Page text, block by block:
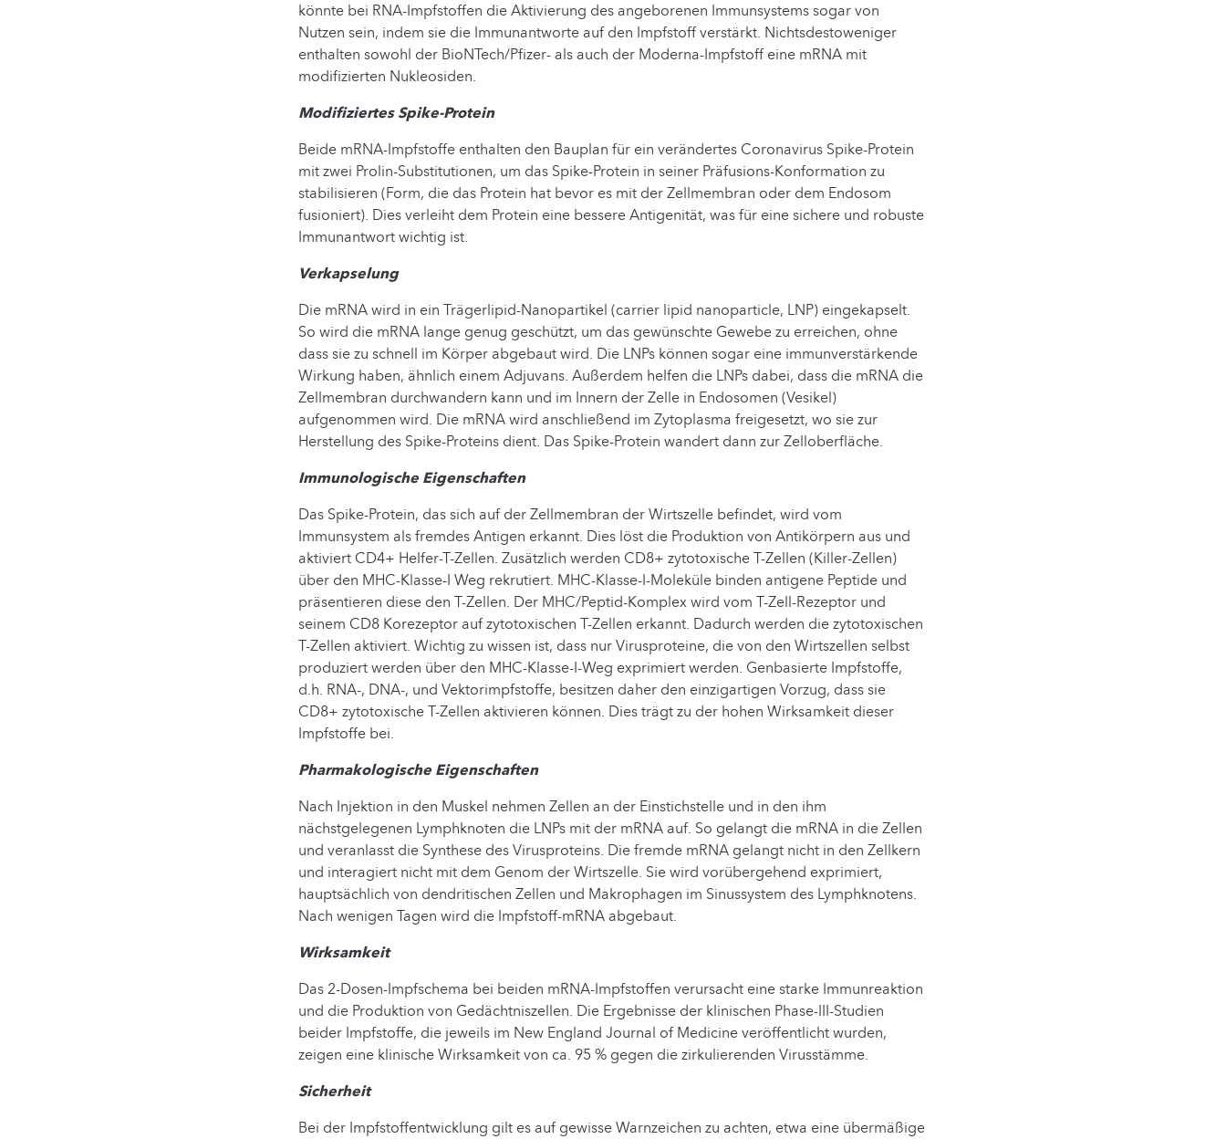
könnte bei RNA-Impfstoffen die Aktivierung des angeborenen Immunsystems sogar von
Nutzen sein, indem sie die Immunantworte auf den Impfstoff verstärkt. Nichtsdestoweniger
enthalten sowohl der BioNTech/Pfizer- als auch der Moderna-Impfstoff eine mRNA mit
modifizierten Nukleosiden.
Modifiziertes Spike-Protein
Beide mRNA-Impfstoffe enthalten den Bauplan für ein verändertes Coronavirus Spike-Protein
mit zwei Prolin-Substitutionen, um das Spike-Protein in seiner Präfusions-Konformation zu
stabilisieren (Form, die das Protein hat bevor es mit der Zellmembran oder dem Endosom
fusioniert). Dies verleiht dem Protein eine bessere Antigenität, was für eine sichere und robuste
Immunantwort wichtig ist.
Verkapselung
Die mRNA wird in ein Trägerlipid-Nanopartikel (carrier lipid nanoparticle, LNP) eingekapselt.
So wird die mRNA lange genug geschützt, um das gewünschte Gewebe zu erreichen, ohne
dass sie zu schnell im Körper abgebaut wird. Die LNPs können sogar eine immunverstärkende
Wirkung haben, ähnlich einem Adjuvans. Außerdem helfen die LNPs dabei, dass die mRNA die
Zellmembran durchwandern kann und im Innern der Zelle in Endosomen (Vesikel)
aufgenommen wird. Die mRNA wird anschließend im Zytoplasma freigesetzt, wo sie zur
Herstellung des Spike-Proteins dient. Das Spike-Protein wandert dann zur Zelloberfläche.
Immunologische Eigenschaften
Das Spike-Protein, das sich auf der Zellmembran der Wirtszelle befindet, wird vom
Immunsystem als fremdes Antigen erkannt. Dies löst die Produktion von Antikörpern aus und
aktiviert CD4+ Helfer-T-Zellen. Zusätzlich werden CD8+ zytotoxische T-Zellen (Killer-Zellen)
über den MHC-Klasse-I Weg rekrutiert. MHC-Klasse-I-Moleküle binden antigene Peptide und
präsentieren diese den T-Zellen. Der MHC/Peptid-Komplex wird vom T-Zell-Rezeptor und
seinem CD8 Korezeptor auf zytotoxischen T-Zellen erkannt. Dadurch werden die zytotoxischen
T-Zellen aktiviert. Wichtig zu wissen ist, dass nur Virusproteine, die von den Wirtszellen selbst
produziert werden über den MHC-Klasse-I-Weg exprimiert werden. Genbasierte Impfstoffe,
d.h. RNA-, DNA-, und Vektorimpfstoffe, besitzen daher den einzigartigen Vorzug, dass sie
CD8+ zytotoxische T-Zellen aktivieren können. Dies trägt zu der hohen Wirksamkeit dieser
Impfstoffe bei.
Pharmakologische Eigenschaften
Nach Injektion in den Muskel nehmen Zellen an der Einstichstelle und in den ihm
nächstgelegenen Lymphknoten die LNPs mit der mRNA auf. So gelangt die mRNA in die Zellen
und veranlasst die Synthese des Virusproteins. Die fremde mRNA gelangt nicht in den Zellkern
und interagiert nicht mit dem Genom der Wirtszelle. Sie wird vorübergehend exprimiert,
hauptsächlich von dendritischen Zellen und Makrophagen im Sinussystem des Lymphknotens.
Nach wenigen Tagen wird die Impfstoff-mRNA abgebaut.
Wirksamkeit
Das 2-Dosen-Impfschema bei beiden mRNA-Impfstoffen verursacht eine starke Immunreaktion
und die Produktion von Gedächtniszellen. Die Ergebnisse der klinischen Phase-III-Studien
beider Impfstoffe, die jeweils im New England Journal of Medicine veröffentlicht wurden,
zeigen eine klinische Wirksamkeit von ca. 95 % gegen die zirkulierenden Virusstämme.
Sicherheit
Bei der Impfstoffentwicklung gilt es auf gewisse Warnzeichen zu achten, etwa eine übermäßige